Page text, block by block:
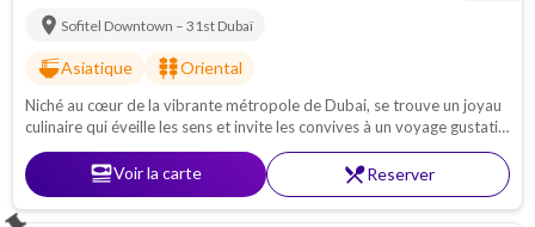
location_on Sofitel Downtown – 31st Dubaï
ramen_diningAsiatique kebab_diningOriental
Niché au cœur de la vibrante métropole de Dubai, se trouve un joyau
culinaire qui éveille les sens et invite les convives à un voyage gustatif
inoubliable : le restaurant Mosaica. Venez vite y déguster des délices
asiatiques ou des plats locaux.
set_mealVoir la carte restaurant_menuReserver